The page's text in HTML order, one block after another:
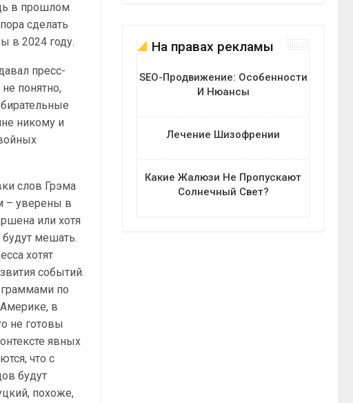
в прошлом
сделать
в 2024 году.
пресс-
понятно,
никому и
слов Грэма
– уверены в
или хотя
мешать.
хотят
событий.
по
в
не готовы
явных
что с
будут
похоже,
На правах рекламы
SEO-Продвижение: Особенности
И Нюансы
Лечение Шизофрении
Какие Жалюзи Не Пропускают
Солнечный Свет?